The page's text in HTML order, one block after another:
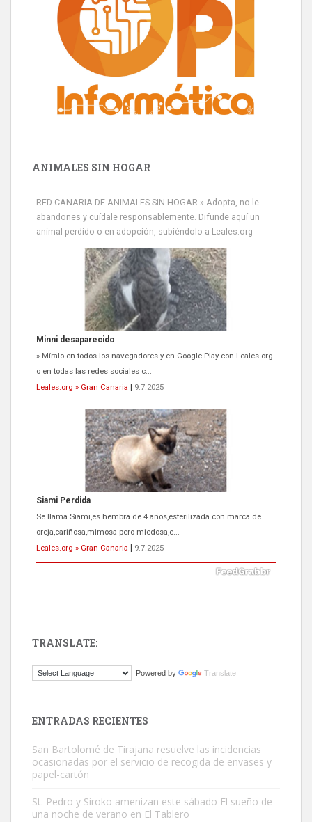
ANIMALES SIN HOGAR
RED CANARIA DE ANIMALES SIN HOGAR » Adopta, no le
abandones y cuídale responsablemente. Difunde aquí un
animal perdido o en adopción, subiéndolo a Leales.org
Minni desaparecido
» Míralo en todos los navegadores y en Google Play con Leales.org
o en todas las redes sociales c...
Leales.org » Gran Canaria
9.7.2025
Siami Perdida
Se llama Siami,es hembra de 4 años,esterilizada con marca de
oreja,cariñosa,mimosa pero miedosa,e...
Leales.org » Gran Canaria
9.7.2025
El ayuntamiento se va a llevar a Los Gatos callejeros de la zona los
TRANSLATE:
Powered by Translate
ENTRADAS RECIENTES
San Bartolomé de Tirajana resuelve las incidencias
ocasionadas por el servicio de recogida de envases y
papel-cartón
St. Pedro y Siroko amenizan este sábado El sueño de
una noche de verano en El Tablero